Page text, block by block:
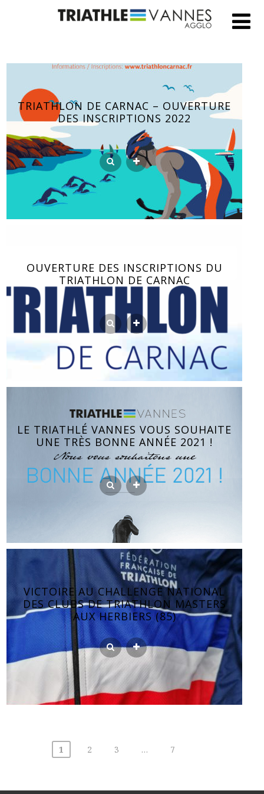
TRIATHLON DE CARNAC – OUVERTURE
DES INSCRIPTIONS 2022
OUVERTURE DES INSCRIPTIONS DU
TRIATHLON DE CARNAC
LE TRIATHLÉ VANNES VOUS SOUHAITE
UNE TRÈS BONNE ANNÉE 2021 !
VICTOIRE AU CHALLENGE NATIONAL
DES CLUBS DE TRIATHLON MASTERS
AUX HERBIERS (85)
Pagination
1 2 3 … 7